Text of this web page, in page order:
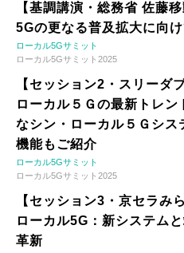
【基調講演・総務省 佐藤
5Gの更なる普及拡大に向け
ローカル5Gサミット
ローカル5Gサミット2025
【セッション2・スリーダ
ローカル５Ｇの最新トレ
なシン・ローカル５Ｇシ
機能もご紹介
ローカル5Gサミット
ローカル5Gサミット2025
【セッション3・京セラみ
ローカル5G：新システム
革新